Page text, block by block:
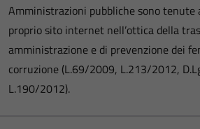
Amministrazioni pubbliche sono tenute
proprio sito internet nell’ottica della
amministrazione e di prevenzione dei
corruzione (L.69/2009, L.213/2012,
L.190/2012).